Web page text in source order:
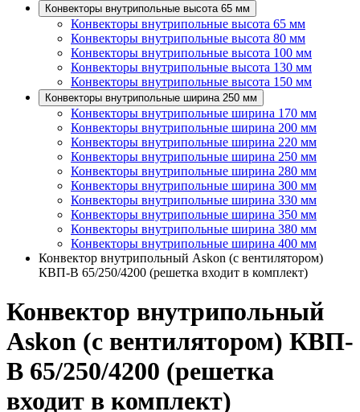
Конвекторы внутрипольные высота 65 мм
Конвекторы внутрипольные высота 65 мм
Конвекторы внутрипольные высота 80 мм
Конвекторы внутрипольные высота 100 мм
Конвекторы внутрипольные высота 130 мм
Конвекторы внутрипольные высота 150 мм
Конвекторы внутрипольные ширина 250 мм
Конвекторы внутрипольные ширина 170 мм
Конвекторы внутрипольные ширина 200 мм
Конвекторы внутрипольные ширина 220 мм
Конвекторы внутрипольные ширина 250 мм
Конвекторы внутрипольные ширина 280 мм
Конвекторы внутрипольные ширина 300 мм
Конвекторы внутрипольные ширина 330 мм
Конвекторы внутрипольные ширина 350 мм
Конвекторы внутрипольные ширина 380 мм
Конвекторы внутрипольные ширина 400 мм
Конвектор внутрипольный Askon (с вентилятором)
КВП-В 65/250/4200 (решетка входит в комплект)
Конвектор внутрипольный
Askon (с вентилятором) КВП-
В 65/250/4200 (решетка
входит в комплект)